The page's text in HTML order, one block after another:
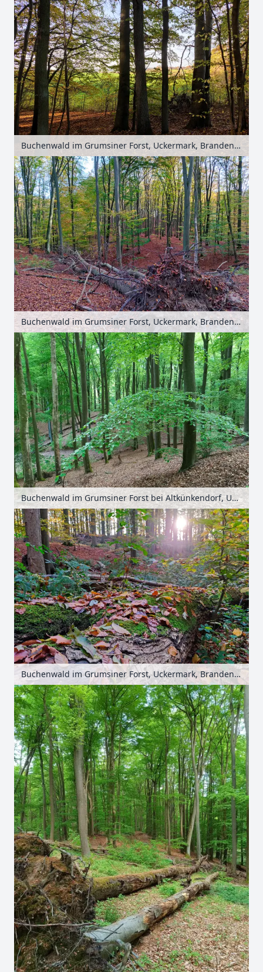
Buchenwald im Grumsiner Forst, Uckermark, Brandenburg, Deutschland
Buchenwald im Grumsiner Forst, Uckermark, Brandenburg, Deutschland
Buchenwald im Grumsiner Forst bei Altkünkendorf, Uckermark, Brandenburg, Deutschland
Buchenwald im Grumsiner Forst, Uckermark, Brandenburg, Deutschland